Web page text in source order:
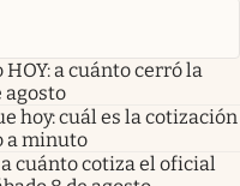
a cuánto cerró la
agosto
hoy: cuál es la cotización
a minuto
cuánto cotiza el oficial